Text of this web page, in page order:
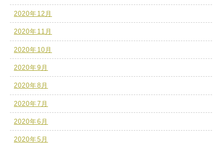
2020年12月
2020年11月
2020年10月
2020年9月
2020年8月
2020年7月
2020年6月
2020年5月